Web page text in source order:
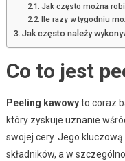
Jak często można
Ile razy w tygodniu
Jak często należy
Co to jest
Peeling kawowyto coraz
który zyskuje uznanie
swojej cery. Jego
składników, a w